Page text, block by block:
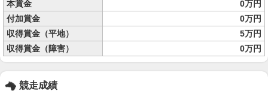
本賞金
0万円
付加賞金
0万円
収得賞金（平地）
5万円
収得賞金（障害）
0万円
競走成績